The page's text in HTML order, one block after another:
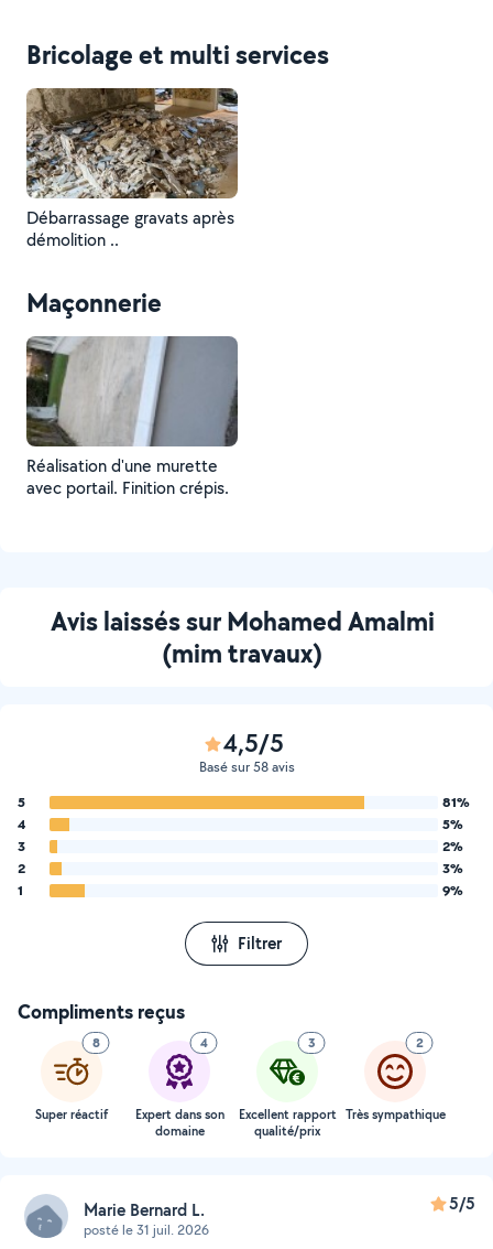
Bricolage et multi services
Débarrassage gravats après
démolition ..
Maçonnerie
Réalisation d'une murette
avec portail. Finition crépis.
Avis laissés sur Mohamed Amalmi
(mim travaux)
4,5/5
Basé sur 58 avis
5
81%
4
5%
3
2%
2
3%
1
9%
Filtrer
Compliments reçus
8
Super réactif
4
Expert dans son
domaine
3
Excellent rapport
qualité/prix
2
Très sympathique
Marie Bernard L.
posté le 31 juil. 2026
5/5